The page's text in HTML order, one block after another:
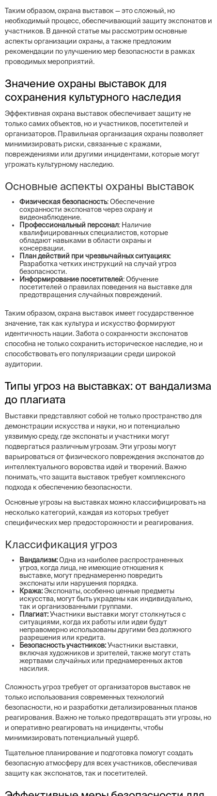
Таким образом, охрана выставок — это сложный, но
необходимый процесс, обеспечивающий защиту экспонатов и
участников. В данной статье мы рассмотрим основные
аспекты организации охраны, а также предложим
рекомендации по улучшению мер безопасности в рамках
проводимых мероприятий.
Значение охраны выставок для
сохранения культурного наследия
Эффективная охрана выставок обеспечивает защиту не
только самих объектов, но и участников, посетителей и
организаторов. Правильная организация охраны позволяет
минимизировать риски, связанные с кражами,
повреждениями или другими инцидентами, которые могут
угрожать культурному наследию.
Основные аспекты охраны выставок
Физическая безопасность: Обеспечение
сохранности экспонатов через охрану и
видеонаблюдение.
Профессиональный персонал: Наличие
квалифицированных специалистов, которые
обладают навыками в области охраны и
консервации.
План действий при чрезвычайных ситуациях:
Разработка четких инструкций на случай угроз
безопасности.
Информирование посетителей: Обучение
посетителей о правилах поведения на выставке для
предотвращения случайных повреждений.
Таким образом, охрана выставок имеет государственное
значение, так как культура и искусство формируют
идентичность нации. Забота о сохранности экспонатов
способна не только сохранить историческое наследие, но и
способствовать его популяризации среди широкой
аудитории.
Типы угроз на выставках: от вандализма
до плагиата
Выставки представляют собой не только пространство для
демонстрации искусства и науки, но и потенциально
уязвимую среду, где экспонаты и участники могут
подвергаться различным угрозам. Эти угрозы могут
варьироваться от физического повреждения экспонатов до
интеллектуального воровства идей и творений. Важно
понимать, что защита выставок требует комплексного
подхода к обеспечению безопасности.
Основные угрозы на выставках можно классифицировать на
несколько категорий, каждая из которых требует
специфических мер предосторожности и реагирования.
Классификация угроз
Вандализм:Одна из наиболее распространенных
угроз, когда лица, не имеющие отношения к
выставке, могут преднамеренно повредить
экспонаты или нарушения порядка.
Кража:Экспонаты, особенно ценные предметы
искусства, могут быть украдены как индивидуально,
так и организованными группами.
Плагиат:Участники выставки могут столкнуться с
ситуациями, когда их работы или идеи будут
неправомерно использованы другими без должного
разрешения или кредита.
Безопасность участников:Участники выставки,
включая художников и зрителей, также могут стать
жертвами случайных или преднамеренных актов
насилия.
Сложность угроз требует от организаторов выставок не
только использования современных технологий
безопасности, но и разработки детализированных планов
реагирования. Важно не только предотвращать эти угрозы, но
и оперативно реагировать на инциденты, чтобы
минимизировать потенциальный ущерб.
Тщательное планирование и подготовка помогут создать
безопасную атмосферу для всех участников, обеспечивая
защиту как экспонатов, так и посетителей.